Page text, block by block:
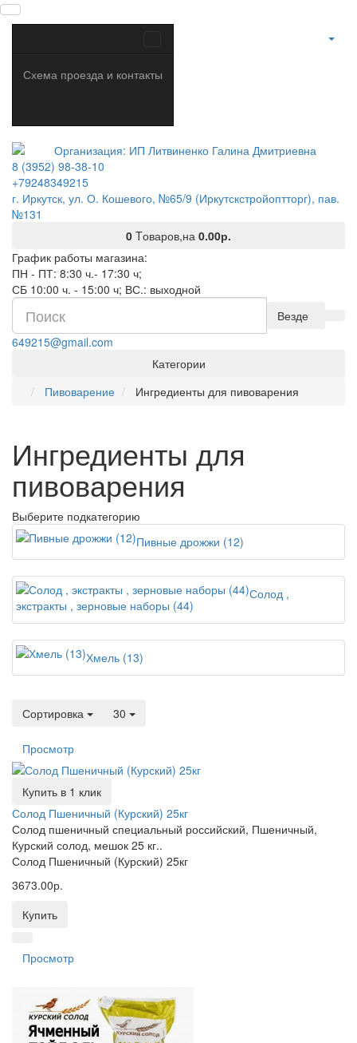
Схема проезда и контакты
8 (3952) 98-38-10
+79248349215
г. Иркутск, ул. О. Кошевого, №65/9 (Иркутскстройоптторг), пав.
№131
0 Tоваров,на 0.00р.
График работы магазина:
ПН - ПТ: 8:30 ч.- 17:30 ч;
СБ 10:00 ч. - 15:00 ч; ВС.: выходной
Везде
649215@gmail.com
Категории
Пивоварение
Ингредиенты для пивоварения
Ингредиенты для
пивоварения
Выберите подкатегорию
Пивные дрожжи (12)
Солод ,
экстракты , зерновые наборы (44)
Хмель (13)
Сортировка 30
Просмотр
Купить в 1 клик
Солод Пшеничный (Курский) 25кг
Солод пшеничный специальный российский, Пшеничный,
Курский солод, мешок 25 кг..
Солод Пшеничный (Курский) 25кг
3673.00р.
Купить
Просмотр